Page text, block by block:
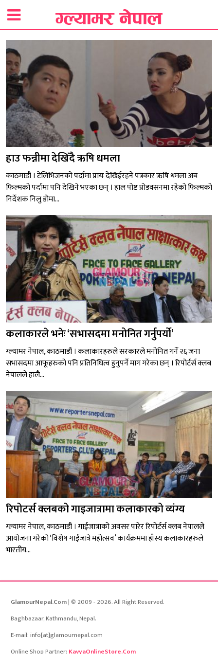
हाउ फन्नीमा देखिँदै ऋषि धमला
काठमाडौ । टेलिभिजनको पर्दामा प्रायः देखिईरहने पत्रकार ऋषि धमला अब
फिल्मको पर्दामा पनि देखिने भएका छन् । हाल पोष्ट प्रोडक्सनमा रहेको फिल्मको
निर्देशक निलु डोमा...
कलाकारले भनेः ‘सभासदमा मनोनित गर्नुपर्यो’
ग्ल्यामर नेपाल, काठमाडौं । कलाकारहरुले सरकारले मनोनित गर्ने २६ जना
सभासदमा आफूहरुको पनि प्रतिनिधित्व हुनुपर्ने माग गरेका छन् । रिपोर्टर्स क्लब
नेपालले हालै...
रिपोटर्स क्लबको गाइजात्रामा कलाकारको व्यंग्य
ग्ल्यामर नेपाल, काठमाडौं । गाईजात्राको अवसर पारेर रिपोर्टर्स क्लब नेपालले
आयोजना गरेको ‘विशेष गाईजात्रे महोत्सव’ कार्यक्रममा हाँस्य कलाकारहरुले
भारतीय...
GlamourNepal.Com| © 2009 - 2026. All Right Reserved.
Baghbazaar, Kathmandu, Nepal.
E-mail: info[at]glamournepal.com
Online Shop Partner: KavyaOnlineStore.Com